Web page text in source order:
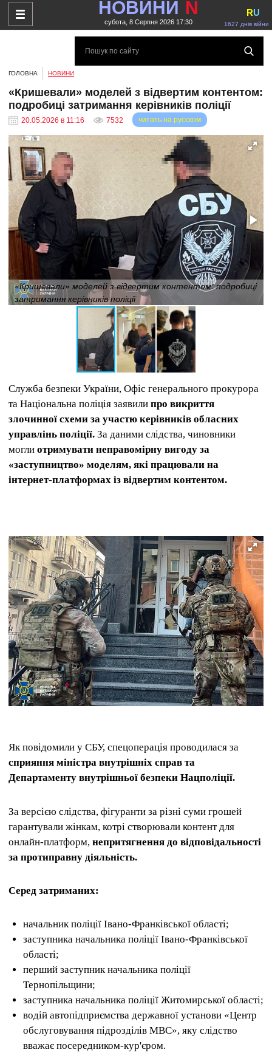
НОВИНИ N
субота, 8 Серпня 2026 17:30 1627 днів війни
RU
ГОЛОВНА НОВИНИ
«Кришевали» моделей з відвертим контентом:
подробиці затримання керівників поліції
20.05.2026 в 11:16 7532 читать на русском
«Кришевали» моделей з відвертим контентом: подробиці
затримання керівників поліції
Служба безпеки України, Офіс генерального прокурора
та Національна поліція заявили про викриття
злочинної схеми за участю керівників обласних
управлінь поліції. За даними слідства, чиновники
могли отримувати неправомірну вигоду за
«заступництво» моделям, які працювали на
інтернет-платформах із відвертим контентом.
Як повідомили у СБУ, спецоперація проводилася за
сприяння міністра внутрішніх справ та
Департаменту внутрішньої безпеки Нацполіції.
За версією слідства, фігуранти за різні суми грошей
гарантували жінкам, котрі створювали контент для
онлайн-платформ, непритягнення до відповідальності
за протиправну діяльність.
Серед затриманих:
начальник поліції Івано-Франківської області;
заступника начальника поліції Івано-Франківської
області;
перший заступник начальника поліції
Тернопільщини;
заступника начальника поліції Житомирської області;
водій автопідприємства державної установи «Центр
обслуговування підрозділів МВС», яку слідство
вважає посередником-кур'єром.